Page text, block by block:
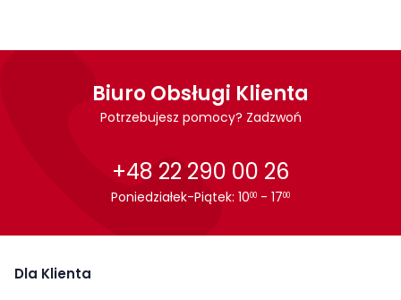
okleina naturalna
paczki wraz z instrukcją obsługi do samodzielnego
Szerokość:
Biuro Obsługi Klienta
Potrzebujesz pomocy? Zadzwoń
+48 22 290 00 26
Poniedziałek-Piątek: 1000 - 1700
Dla Klienta